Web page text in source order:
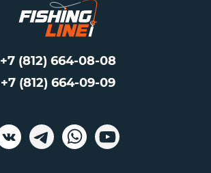
+7 (812) 664-08-08
+7 (812) 664-09-09